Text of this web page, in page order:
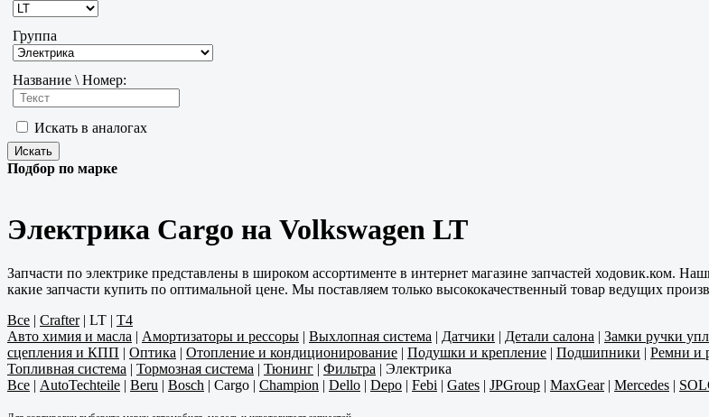
Группа
Название \ Номер:
Искать в аналогах
Подбор по марке
Электрика Cargo на Volkswagen LT
Запчасти по электрике представлены в широком ассортименте в интернет магазине запчастей ходовик.ком.
какие запчасти купить по оптимальной цене. Мы поставляем только высококачественный товар ведущих
Все | Crafter| LT | T4
Авто химия и масла | Амортизаторы и рессоры | Выхлопная система | Датчики | Детали салона | Замки ручки
сцепления и КПП | Оптика | Отопление и кондиционирование | Подушки и крепление | Подшипники | Ремни и
Топливная система | Тормозная система | Тюнинг | Фильтра | Электрика
Все | AutoTechteile | Beru | Bosch | Cargo | Champion | Dello | Depo | Febi | Gates | JPGroup | MaxGear| Mercedes |